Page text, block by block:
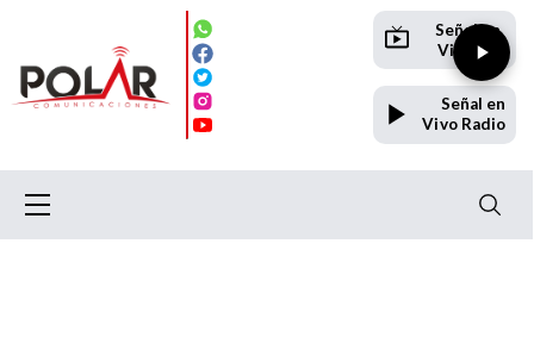
Señal en
Vivo TV
Señal en
Vivo Radio